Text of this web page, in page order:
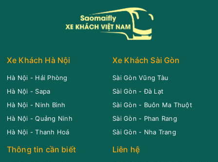
10/08/2026 11/08
Bến xe Krông
Hải Luân Limousine 24 Phòng
Giá vé:450.000 Còn trống:12 Chọn mua
19:10 10/08/2026 (7 giờ 30 phút)
Canary
Xe Khách Hà Nội
Hà Nội - Hải Phòng
Hà Nội - Sapa
Hà Nội - Ninh Bình
Hà Nội - Quảng Ninh
Hà Nội - Thanh Hoá
Xe Khách Sài Gòn
Sài Gòn Vũng Tàu
Sài Gòn - Đà Lạt
Sài Gòn - Buôn Ma Thuột
Sài Gòn - Phan Rang
Sài Gòn - Nha Trang
Thông tin cần biết Liên hệ